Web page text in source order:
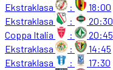
Ekstraklasa
:
18:00
Ekstraklasa
:
20:30
Coppa Italia
:
20:45
Ekstraklasa
:
14:45
Ekstraklasa
:
17:30